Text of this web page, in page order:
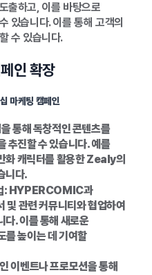
출하고, 이를 바탕으로
있습니다. 이를 통해 고객의
수 있습니다.
인 확장
마케팅 캠페인
통해 독창적인 콘텐츠를
추진할 수 있습니다. 예를
캐릭터를 활용한 Zealy의
니다.
: HYPERCOMIC과
관련 커뮤니티와 협업하여
다. 이를 통해 새로운
를 높이는 데 기여할
이벤트나 프로모션을 통해